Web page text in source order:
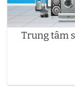
Trung tâm